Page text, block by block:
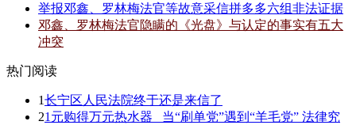
举报邓鑫、罗林梅法官等故意采信拼多多六组非法证据
邓鑫、罗林梅法官隐瞒的《光盘》与认定的事实有五大
冲突
热门阅读
1长宁区人民法院终于还是来信了
21元购得万元热水器 _当“刷单党”遇到“羊毛党” 法律究